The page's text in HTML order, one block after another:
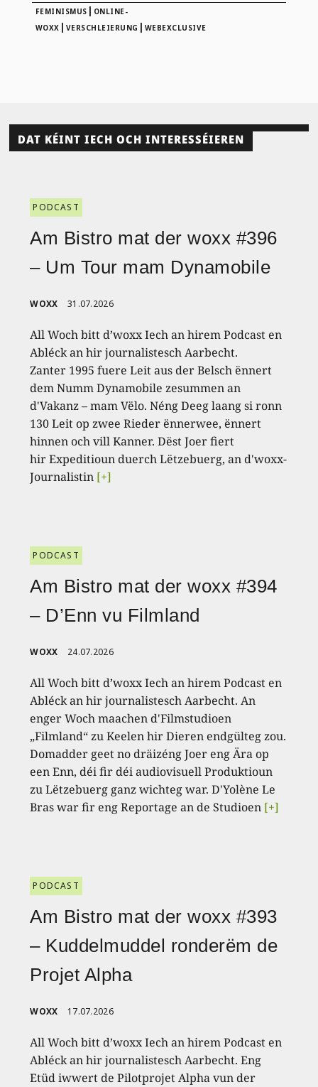
FEMINISMUS | ONLINE-
WOXX | VERSCHLEIERUNG | WEBEXCLUSIVE
DAT KÉINT IECH OCH INTERESSÉIEREN
PODCAST
Am Bistro mat der woxx #396
– Um Tour mam Dynamobile
WOXX 31.07.2026
All Woch bitt d’woxx Iech an hirem Podcast en
Abléck an hir journalistesch Aarbecht.
Zanter 1995 fuere Leit aus der Belsch ënnert
dem Numm Dynamobile zesummen an
d'Vakanz – mam Vëlo. Néng Deeg laang si ronn
130 Leit op zwee Rieder ënnerwee, ënnert
hinnen och vill Kanner. Dëst Joer fiert
hir Expeditioun duerch Lëtzebuerg, an d'woxx-
Journalistin [+]
PODCAST
Am Bistro mat der woxx #394
– D’Enn vu Filmland
WOXX 24.07.2026
All Woch bitt d’woxx Iech an hirem Podcast en
Abléck an hir journalistesch Aarbecht. An
enger Woch maachen d'Filmstudioen
„Filmland“ zu Keelen hir Dieren endgülteg zou.
Domadder geet no dräizéng Joer eng Ära op
een Enn, déi fir déi audiovisuell Produktioun
zu Lëtzebuerg ganz wichteg war. D'Yolène Le
Bras war fir eng Reportage an de Studioen [+]
PODCAST
Am Bistro mat der woxx #393
– Kuddelmuddel ronderëm de
Projet Alpha
WOXX 17.07.2026
All Woch bitt d’woxx Iech an hirem Podcast en
Abléck an hir journalistesch Aarbecht. Eng
Etüd iwwert de Pilotprojet Alpha vun der